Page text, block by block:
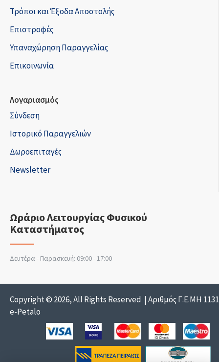
Τρόποι και Έξοδα Αποστολής
Επιστροφές
Υπαναχώρηση Παραγγελίας
Επικοινωνία
Λογαριασμός
Σύνδεση
Ιστορικό Παραγγελιών
Δωροεπιταγές
Newsletter
Ωράριο Λειτουργίας Φυσικού
Καταστήματος
Δευτέρα - Παρασκευή: 09:00 - 17:00
Copyright © 2026, All Rights Reserved | Αριθμός Γ.Ε.ΜΗ
e-Petalo